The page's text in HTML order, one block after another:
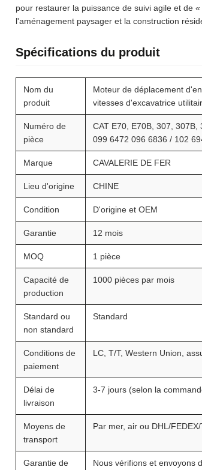
pour restaurer la puissance de suivi agile et de
l'aménagement paysager et la construction
Spécifications du produit
Nom du
produit
Moteur de déplacement
vitesses d'excavatrice
Numéro de
pièce
CAT E70, E70B, 307,
099 6472 096 6836 / 102
Marque CAVALERIE DE FER
Lieu d'origine CHINE
Condition D'origine et OEM
Garantie 12 mois
MOQ 1 pièce
Capacité de
production
1000 pièces par mois
Standard ou
non standard
Standard
Conditions de
paiement
LC, T/T, Western Union,
Délai de
livraison
3-7 jours (selon la
Moyens de
transport
Par mer, air ou DHL/
Garantie de
Nous vérifions et envoyons